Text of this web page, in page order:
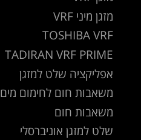
מזגן מיני VRF
TOSHIBA VRF
TADIRAN VRF PRIME
אפליקציה שלט למזגן
משאבות חום לחימום מים
משאבות חום
שלט למזגן אוניברסלי